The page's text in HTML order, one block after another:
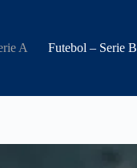
A Futebol – Serie B